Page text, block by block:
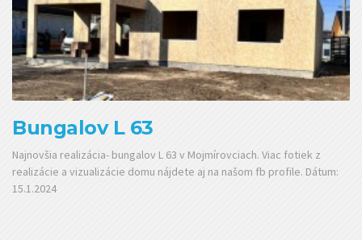
Bungalov L 63
Najnovšia realizácia- bungalov L 63 v Mojmírovciach. Viac fotiek z
realizácie a vizualizácie domu nájdete aj na našom fb profile. Dátum:
15.1.2024